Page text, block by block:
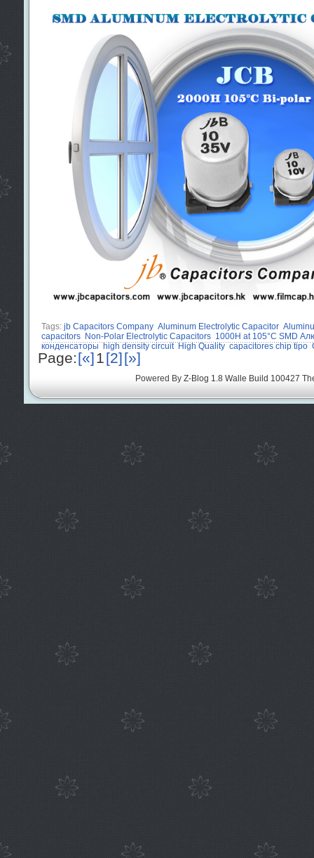
Tags: jb Capacitors Company Aluminum Electrolytic Capacitor
capacitors
Non-Polar Electrolytic Capacitors 1000H at 105°C SMD
конденсаторы
high density circuit High Quality capacitores chip tipo
Page:[«]1[2][»]
Powered By Z-Blog 1.8 Walle Build 100427